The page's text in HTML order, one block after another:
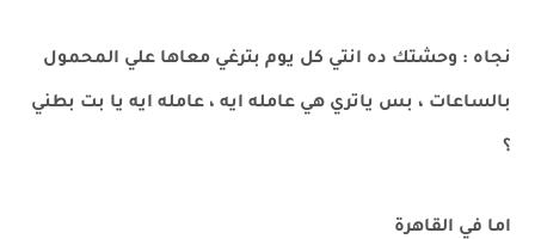
نجاه : وحشتك ده انتي كل يوم بترغي معاها علي المحمول
بالساعات ، بس ياتري هي عامله ايه ، عامله ايه يا بت بطني
؟
اما في القاهرة